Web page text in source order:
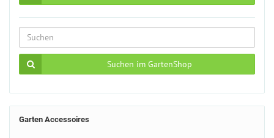
Suchen im GartenShop
Garten Accessoires